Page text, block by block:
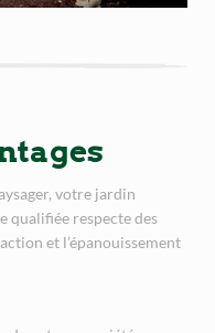
votre jardin
qualifiée respecte des
et l’épanouissement